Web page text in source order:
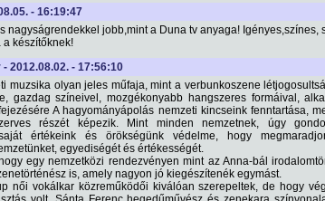
- 16:19:47
nagyságrendekkel jobb,mint a Duna tv anyaga! Igényes,színes,
a készítőknek!
2012.08.02. - 17:56:10
muzsika olyan jeles műfaja, mint a verbunkoszene
gazdag színeivel, mozgékonyabb hangszeres formáival,
A hagyományápolás nemzeti kincseink fenntartása,
részét képezik. Mint minden nemzetnek, úgy
értékeink és örökségünk védelme, hogy
egyediségét és értékességét.
egy nemzetközi rendezvényen mint az Anna-bál
is, amely nagyon jó kiegészítenék egymást.
női vokálkar közreműködői kiválóan szerepeltek, de hogy